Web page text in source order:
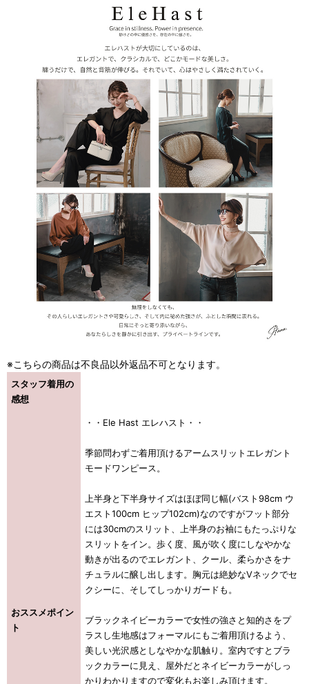
※こちらの商品は不良品以外返品不可となります。
スタッフ着用の
感想
おススメポイン
ト
・・Ele Hast エレハスト・・
季節問わずご着用頂けるアームスリットエレガント
モードワンピース。
上半身と下半身サイズはほぼ同じ幅(バスト98cm ウ
エスト100cm ヒップ102cm)なのですがフット部分
には30cmのスリット、上半身のお袖にもたっぷりな
スリットをイン。歩く度、風が吹く度にしなやかな
動きが出るのでエレガント、クール、柔らかさをナ
チュラルに醸し出します。胸元は絶妙なVネックでセ
クシーに、そしてしっかりガードも。
ブラックネイビーカラーで女性の強さと知的さをプ
ラスし生地感はフォーマルにもご着用頂けるよう、
美しい光沢感としなやかな肌触り。室内ですとブラ
ックカラーに見え、屋外だとネイビーカラーがしっ
かりわかりますので変化もお楽しみ頂けます。